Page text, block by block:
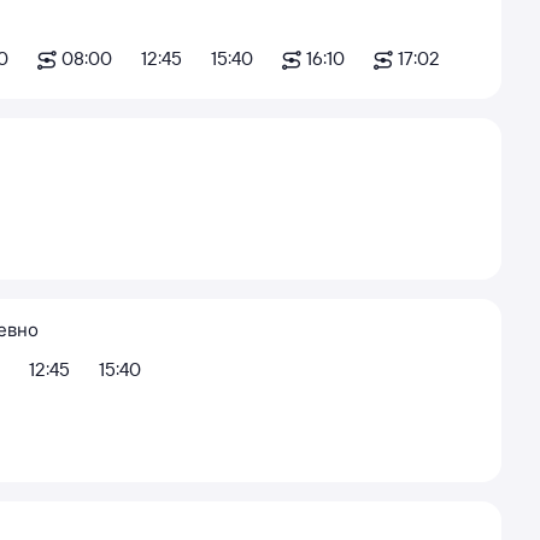
08:00 12:45 15:40 16:10 17:02
12:45
15:40